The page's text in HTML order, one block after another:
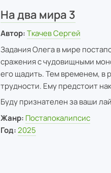
На два мира 3
Автор: Ткачев Сергей
Задания Олега в мире
сражения с чудовищными
его щадить. Тем временем, в
трудности. Ему предстоит
Буду признателен за ваши
Жанр: Постапокалипсис
Год: 2025